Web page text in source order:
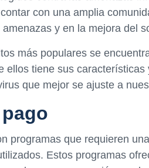
con una amplia
y en la mejora del
más populares se
ellos tiene sus
que mejor se ajuste a
programas que requieren
Estos programas